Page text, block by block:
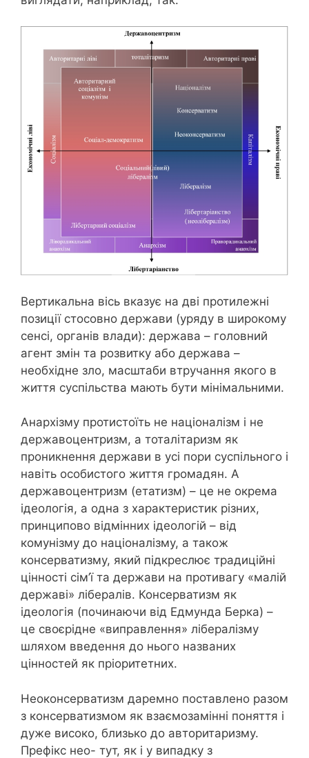
Вертикальна вісь вказує на дві протилежні
позиції стосовно держави (уряду в широкому
сенсі, органів влади): держава – головний
агент змін та розвитку або держава –
необхідне зло, масштаби втручання якого в
життя суспільства мають бути мінімальними.
Анархізму протистоїть не націоналізм і не
державоцентризм, а тоталітаризм як
проникнення держави в усі пори суспільного і
навіть особистого життя громадян. А
державоцентризм (етатизм) – це не окрема
ідеологія, а одна з характеристик різних,
принципово відмінних ідеологій – від
комунізму до націоналізму, а також
консерватизму, який підкреслює традиційні
цінності сім’ї та держави на противагу «малій
державі» лібералів. Консерватизм як
ідеологія (починаючи від Едмунда Берка) –
це своєрідне «виправлення» лібералізму
шляхом введення до нього названих
цінностей як пріоритетних.
Неоконсерватизм даремно поставлено разом
з консерватизмом як взаємозамінні поняття і
дуже високо, близько до авторитаризму.
Префікс нео- тут, як і у випадку з